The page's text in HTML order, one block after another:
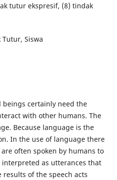
tutur ekspresif, (8) tindak
Siswa
beings certainly need the
with other humans. The
Because language is the
In the use of language there
often spoken by humans to
interpreted as utterances that
results of the speech acts